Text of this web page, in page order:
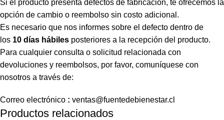
Si el producto presenta defectos de fabricación, te ofrecemos la
opción de cambio o reembolso sin costo adicional.
Es necesario que nos informes sobre el defecto dentro de
los 10 días hábiles posteriores a la recepción del producto.
Para cualquier consulta o solicitud relacionada con
devoluciones y reembolsos, por favor, comuníquese con
nosotros a través de:
Correo electrónico : ventas@fuentedebienestar.cl
Productos relacionados